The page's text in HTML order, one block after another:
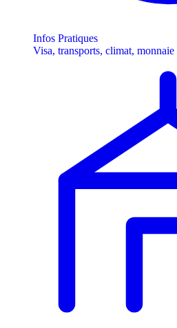
Infos Pratiques
Visa, transports, climat, monnaie